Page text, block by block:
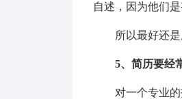
自述，因为他们
所以最好还
5、简历要经
对一个专业